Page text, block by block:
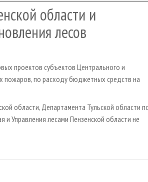
области и
лесов
проектов субъектов Центрального и
пожаров, по расходу бюджетных средств на
области, Департамента Тульской области
Управления лесами Пензенской области не